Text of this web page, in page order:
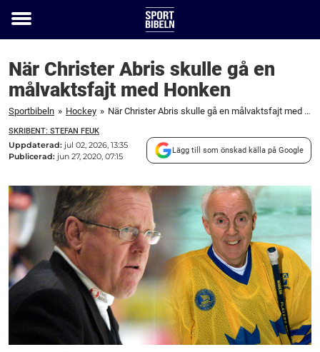
Toggle
När Christer Abris skulle gå en
målvaktsfajt med Honken
Sportbibeln » Hockey » När Christer Abris skulle gå en målvaktsfajt med Honken
SKRIBENT: STEFAN FEUK
Uppdaterad: jul 02, 2026, 13:35
Publicerad: jun 27, 2020, 07:15
Lägg till som önskad källa på Google